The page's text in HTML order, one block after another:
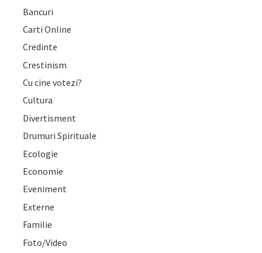
Bancuri
Carti Online
Credinte
Crestinism
Cu cine votezi?
Cultura
Divertisment
Drumuri Spirituale
Ecologie
Economie
Eveniment
Externe
Familie
Foto/Video